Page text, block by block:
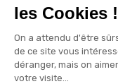
Compétences